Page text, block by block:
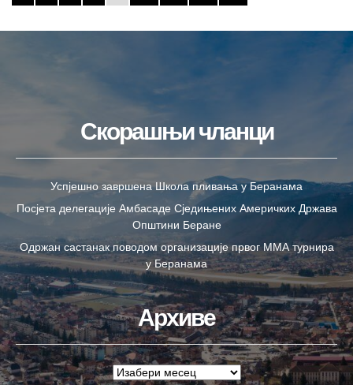
Скорашњи чланци
Успјешно завршена Школа пливања у Беранама
Посјета делегације Амбасаде Сједињених Америчких Држава
Општини Беране
Одржан састанак поводом организације првог ММА турнира
у Беранама
Архиве